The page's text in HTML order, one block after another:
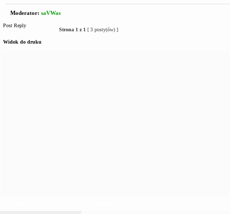
Moderator: saVWas
Post Reply
Strona 1 z 1 [ 3 posty(ów) ]
Widok do druku